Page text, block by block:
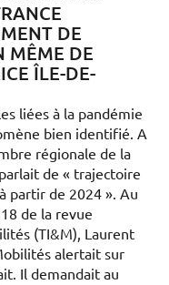
DE
MÊME DE
ÎLE-DE-
liées à la pandémie
bien identifié. A
régionale de la
de « trajectoire
partir de 2024 ». Au
de la revue
(TI&M), Laurent
alertait sur
Il demandait au